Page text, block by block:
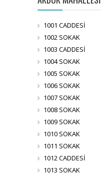
1001 CADDESİ
1002 SOKAK
1003 CADDESİ
1004 SOKAK
1005 SOKAK
1006 SOKAK
1007 SOKAK
1008 SOKAK
1009 SOKAK
1010 SOKAK
1011 SOKAK
1012 CADDESİ
1013 SOKAK